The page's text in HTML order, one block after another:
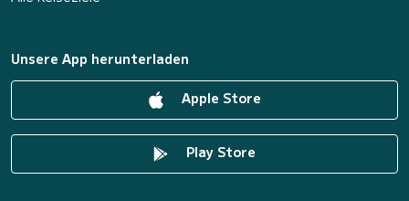
Unsere App herunterladen
Apple Store
Play Store